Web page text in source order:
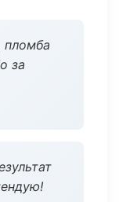
пломба
за